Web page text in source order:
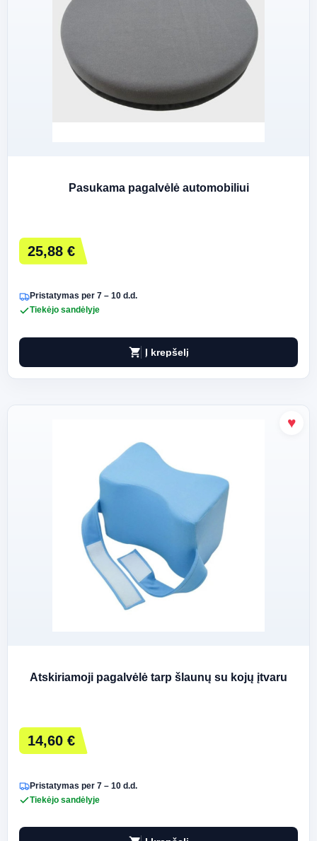
Pasukama pagalvėlė automobiliui
25,88 €
Pristatymas per 7 – 10 d.d.
Tiekėjo sandėlyje
shopping_cart Į krepšelį
Atskiriamoji pagalvėlė tarp šlaunų su kojų įtvaru
14,60 €
Pristatymas per 7 – 10 d.d.
Tiekėjo sandėlyje